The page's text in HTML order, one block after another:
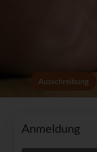
Ausschreibung
Anmeldung